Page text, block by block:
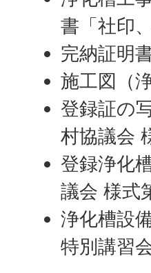
書「社印
完納証明
施工図（
登録証の
村協議会
登録浄化
議会 様式
浄化槽設
特別講習